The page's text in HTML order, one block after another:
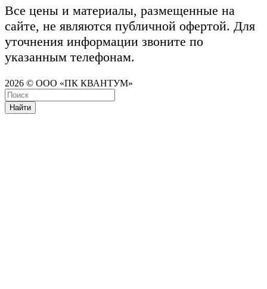
Все цены и материалы, размещенные на
сайте, не являются публичной офертой. Для
уточнения информации звоните по
указанным телефонам.
2026 © ООО «ПК КВАНТУМ»
Найти